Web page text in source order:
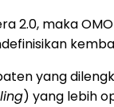
2.0, maka
yang
) yang lebih